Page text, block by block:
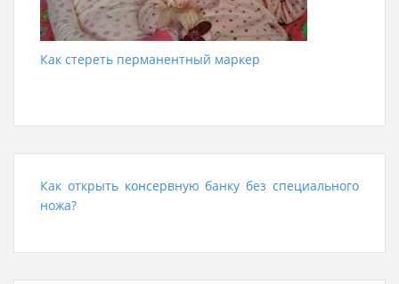
Как стереть перманентный маркер
Как открыть консервную банку без специального
ножа?